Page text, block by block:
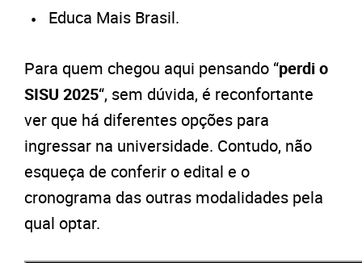
Educa Mais Brasil.
Para quem chegou aqui pensando “perdi o
SISU 2025“, sem dúvida, é reconfortante
ver que há diferentes opções para
ingressar na universidade. Contudo, não
esqueça de conferir o edital e o
cronograma das outras modalidades pela
qual optar.